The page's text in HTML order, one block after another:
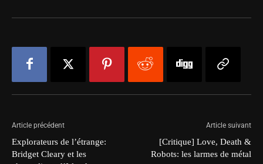
Article précédent
Explorateurs de l’étrange:
Bridget Cleary et les
Article suivant
[Critique] Love, Death &
Robots: les larmes de métal